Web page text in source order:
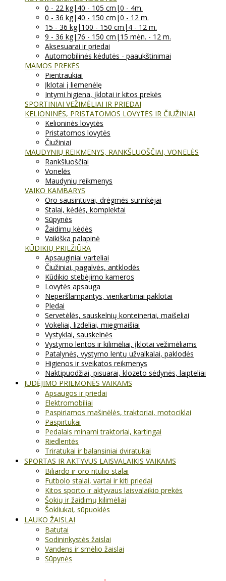
0 - 22 kg|40 - 105 cm|0 - 4m.
0 - 36 kg|40 - 150 cm|0 - 12 m.
15 - 36 kg|100 - 150 cm|4 - 12 m.
9 - 36 kg|76 - 150 cm|15 mėn. - 12 m.
Aksesuarai ir priedai
Automobilinės kėdutės - paaukštinimai
MAMOS PREKĖS
Pientraukiai
Įklotai į liemenėlę
Intymi higiena, įklotai ir kitos prekės
SPORTINIAI VEŽIMĖLIAI IR PRIEDAI
KELIONINĖS, PRISTATOMOS LOVYTĖS IR ČIUŽINIAI
Kelioninės lovytės
Pristatomos lovytės
Čiužiniai
MAUDYNIŲ REIKMENYS, RANKŠLUOŠČIAI, VONELĖS
Rankšluoščiai
Vonelės
Maudynių reikmenys
VAIKO KAMBARYS
Oro sausintuvai, drėgmės surinkėjai
Stalai, kėdės, komplektai
Sūpynės
Žaidimų kėdės
Vaikiška palapinė
KŪDIKIŲ PRIEŽIŪRA
Apsauginiai varteliai
Čiužiniai, pagalvės, antklodės
Kūdikio stebėjimo kameros
Lovytės apsauga
Neperšlampantys, vienkartiniai paklotai
Pledai
Servetėlės, sauskelnių konteineriai, maišeliai
Vokeliai, lizdeliai, miegmaišiai
Vystyklai, sauskelnės
Vystymo lentos ir kilimėliai, įklotai vežimėliams
Patalynės, vystymo lentų užvalkalai, paklodės
Higienos ir sveikatos reikmenys
Naktipuodžiai, pisuarai, klozeto sėdynės, laipteliai
JUDĖJIMO PRIEMONĖS VAIKAMS
Apsaugos ir priedai
Elektromobiliai
Paspiriamos mašinėlės, traktoriai, motociklai
Paspirtukai
Pedalais minami traktoriai, kartingai
Riedlentės
Triratukai ir balansiniai dviratukai
SPORTAS IR AKTYVUS LAISVALAIKIS VAIKAMS
Biliardo ir oro ritulio stalai
Futbolo stalai, vartai ir kiti priedai
Kitos sporto ir aktyvaus laisvalaikio prekės
Šokių ir žaidimų kilimėliai
Šokliukai, sūpuoklės
LAUKO ŽAISLAI
Batutai
Sodininkystės žaislai
Vandens ir smėlio žaislai
Sūpynės